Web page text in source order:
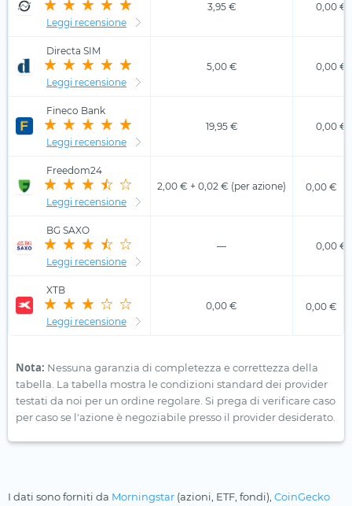
Leggi recensione
3,95 € 0,00 €
Directa SIM
Leggi recensione
5,00 € 0,00 €
Fineco Bank
Leggi recensione
19,95 € 0,00 €
Freedom24
Leggi recensione
2,00 € + 0,02 € (per azione) 0,00 €
BG SAXO
Leggi recensione
— 0,00 €
XTB
Leggi recensione
0,00 € 0,00 €
Nota: Nessuna garanzia di completezza e correttezza della
tabella. La tabella mostra le condizioni standard dei provider
testati da noi per un ordine regolare. Si prega di verificare caso
per caso se l'azione è negoziabile presso il provider desiderato.
I dati sono forniti da Morningstar (azioni, ETF, fondi), CoinGecko